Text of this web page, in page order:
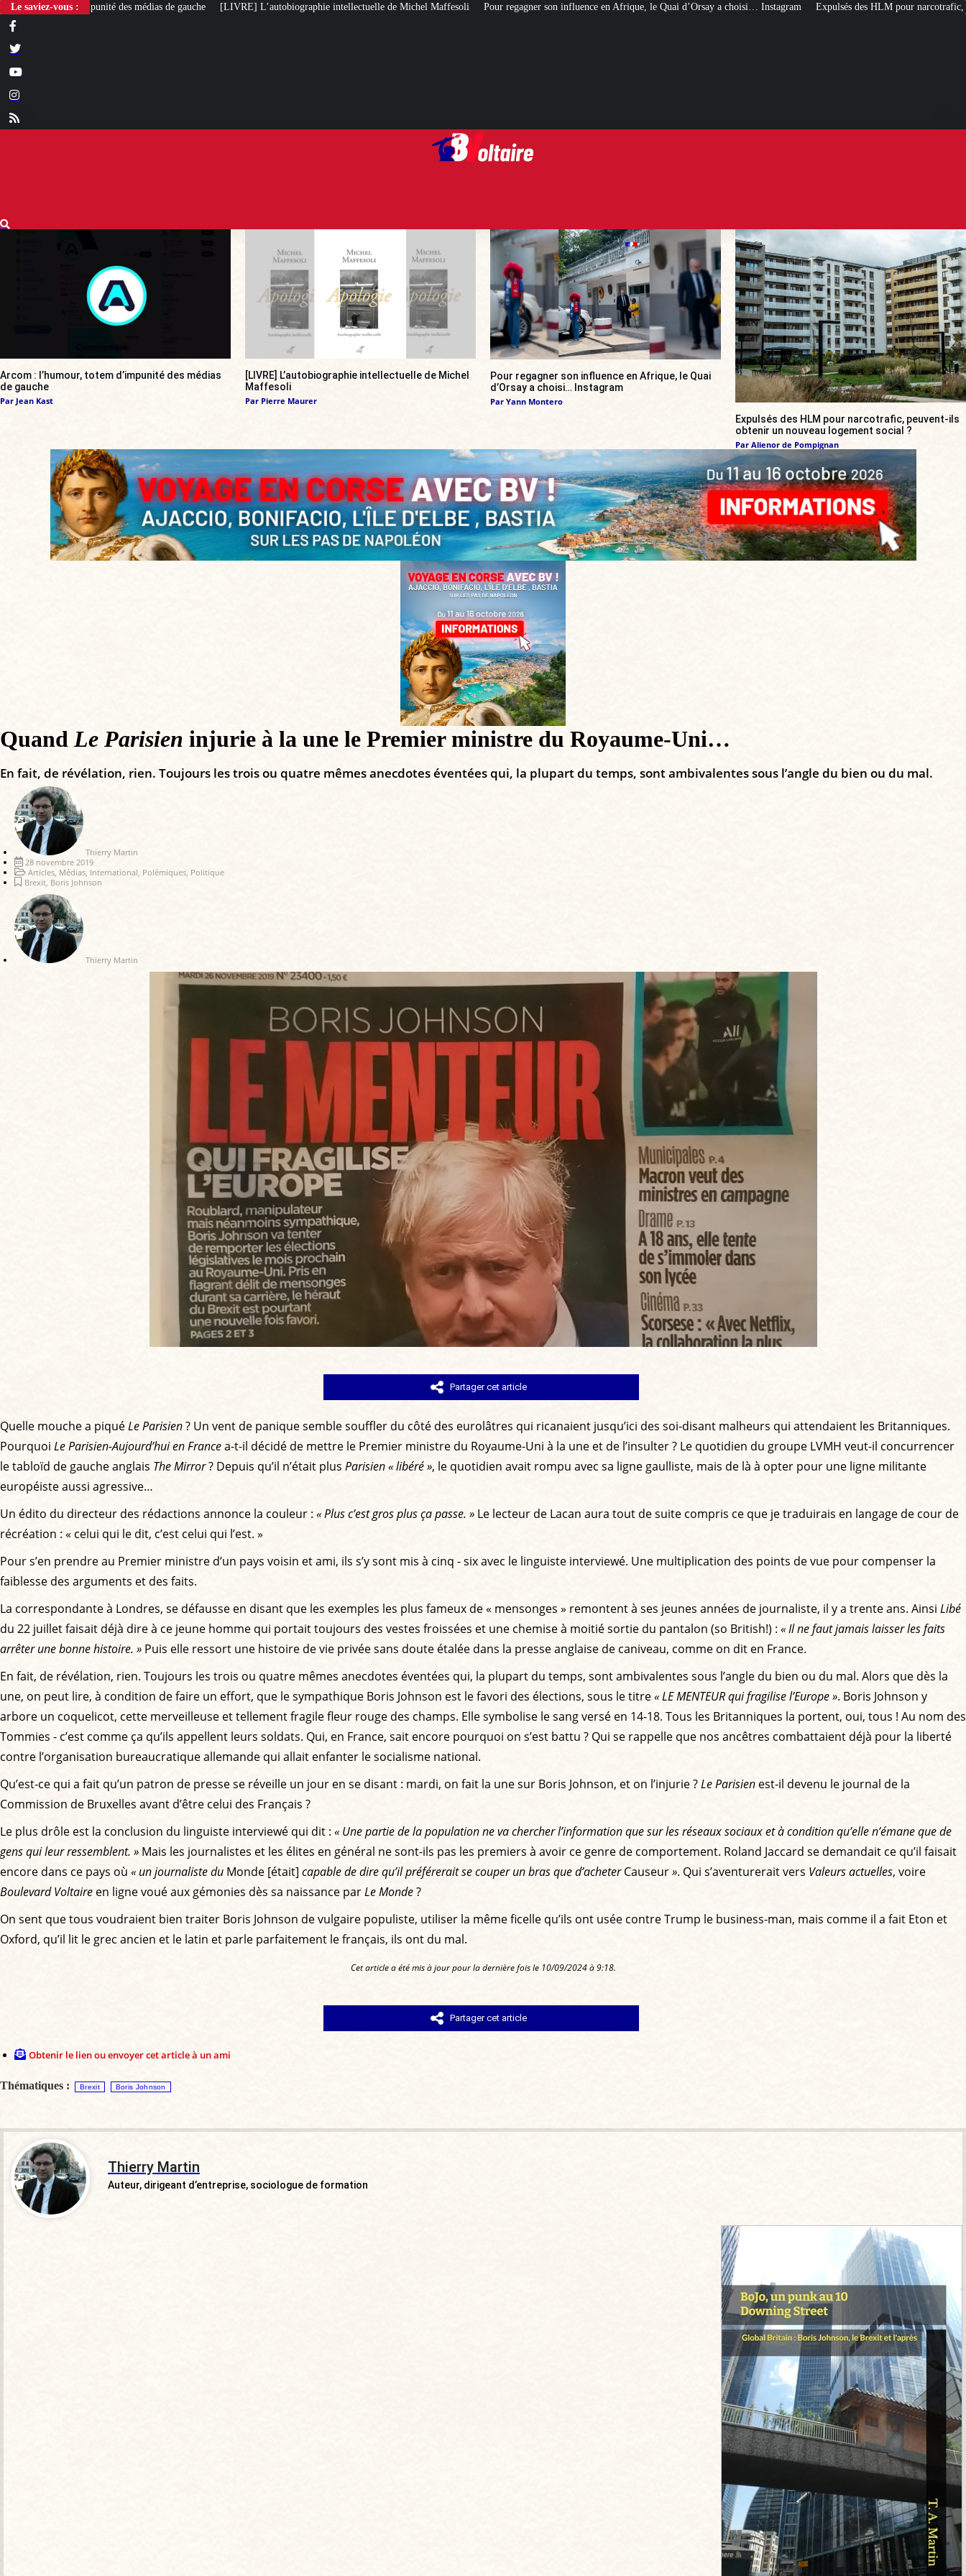
Le saviez-vous :
médias de gauche [LIVRE] L’autobiographie intellectuelle de Michel Maffesoli Pour regagner son influence en Afrique, le Quai d’Orsay a choisi… Instagram Expulsés des HLM pour narcotrafic, peuvent-ils obtenir un
Arcom : l’humour, totem d’impunité des médias
de gauche
Par Jean Kast
[LIVRE] L’autobiographie intellectuelle de Michel
Maffesoli
Par Pierre Maurer
Pour regagner son influence en Afrique, le Quai
d’Orsay a choisi… Instagram
Par Yann Montero
Expulsés des HLM pour narcotrafic, peuvent-ils
obtenir un nouveau logement social ?
Par Alienor de Pompignan
Quand Le Parisien injurie à la une le Premier ministre du Royaume-Uni…
En fait, de révélation, rien. Toujours les trois ou quatre mêmes anecdotes éventées qui, la plupart du temps, sont ambivalentes sous l’angle du bien ou du mal.
Thierry Martin
28 novembre 2019
Articles Médias International Polémiques Politique
Brexit Boris Johnson
Thierry Martin
Partager cet article
Quelle mouche a piquéLe Parisien? Un vent de panique semble souffler du côté des eurolâtres qui ricanaient jusqu’ici des soi-disant malheurs qui attendaient les Britanniques.
Pourquoi Le Parisien-Aujourd’hui en Francea-t-il décidé de mettre le Premier ministre du Royaume-Uni à la une et de l’insulter ? Le quotidien du groupe LVMH veut-il concurrencer
le tabloïd de gauche anglais The Mirror? Depuis qu’il n’était plus Parisien « libéré », le quotidien avait rompu avec sa ligne gaulliste, mais de là à opter pour une ligne militante
européiste aussi agressive…
Un édito du directeur des rédactions annonce la couleur : « Plus c’est gros plus ça passe. » Le lecteur de Lacan aura tout de suite compris ce que je traduirais en langage de cour de
récréation : « celui qui le dit, c’est celui qui l’est. »
Pour s’en prendre au Premier ministre d’un pays voisin et ami, ils s’y sont mis à cinq - six avec le linguiste interviewé. Une multiplication des points de vue pour compenser la
faiblesse des arguments et des faits.
La correspondante à Londres, se défausse en disant que les exemples les plus fameux de « mensonges » remontent à ses jeunes années de journaliste, il y a trente ans. Ainsi Libé
du 22 juillet faisait déjà dire à ce jeune homme qui portait toujours des vestes froissées et une chemise à moitié sortie du pantalon (so British!) : « Il ne faut jamais laisser les faits
arrêter une bonne histoire. » Puis elle ressort une histoire de vie privée sans doute étalée dans la presse anglaise de caniveau, comme on dit en France.
En fait, de révélation, rien. Toujours les trois ou quatre mêmes anecdotes éventées qui, la plupart du temps, sont ambivalentes sous l’angle du bien ou du mal. Alors que dès la
une, on peut lire, à condition de faire un effort, que le sympathique Boris Johnson est le favori des élections, sous le titre« LE MENTEUR qui fragilise l’Europe ». Boris Johnson y
arbore un coquelicot, cette merveilleuse et tellement fragile fleur rouge des champs. Elle symbolise le sang versé en 14-18. Tous les Britanniques la portent, oui, tous ! Au nom des
Tommies - c’est comme ça qu’ils appellent leurs soldats. Qui, en France, sait encore pourquoi on s’est battu ? Qui se rappelle que nos ancêtres combattaient déjà pour la liberté
contre l’organisation bureaucratique allemande qui allait enfanter le socialisme national.
Qu’est-ce qui a fait qu’un patron de presse se réveille un jour en se disant : mardi, on fait la une sur Boris Johnson, et on l’injurie ?Le Parisien est-il devenu le journal de la
Commission de Bruxelles avant d’être celui des Français ?
Le plus drôle est la conclusion du linguiste interviewé qui dit : « Une partie de la population ne va chercher l’information que sur les réseaux sociaux et à condition qu’elle n’émane que de
gens qui leur ressemblent. » Mais les journalistes et les élites en général ne sont-ils pas les premiers à avoir ce genre de comportement. Roland Jaccard se demandait ce qu’il faisait
encore dans ce pays où « un journaliste du Monde [était] capable de dire qu’il préférerait se couper un bras que d’acheterCauseur». Qui s’aventurerait vers Valeurs actuelles, voire
Boulevard Voltaire en ligne voué aux gémonies dès sa naissance parLe Monde?
On sent que tous voudraient bien traiter Boris Johnson de vulgaire populiste, utiliser la même ficelle qu’ils ont usée contre Trump le business-man, mais comme il a fait Eton et
Oxford, qu’il lit le grec ancien et le latin et parle parfaitement le français, ils ont du mal.
Cet article a été mis à jour pour la dernière fois le 10/09/2024 à 9:18.
Partager cet article
Obtenir le lien ou envoyer cet article à un ami
Thématiques : Brexit Boris Johnson
Thierry Martin
Auteur, dirigeant d’entreprise, sociologue de formation